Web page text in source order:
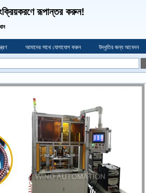
রূপান্তর করুন!
আমাদের সাথে যোগাযোগ করুন উদ্ধৃতির জন্য আবেদন